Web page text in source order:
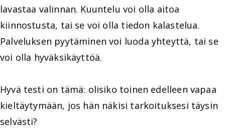
lavastaa valinnan. Kuuntelu voi olla aitoa
kiinnostusta, tai se voi olla tiedon kalastelua.
Palveluksen pyytäminen voi luoda yhteyttä, tai se
voi olla hyväksikäyttöä.
Hyvä testi on tämä: olisiko toinen edelleen vapaa
kieltäytymään, jos hän näkisi tarkoituksesi täysin
selvästi?